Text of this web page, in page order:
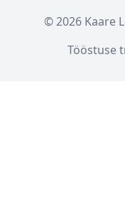
© 2026 Kaare
Tööstuse